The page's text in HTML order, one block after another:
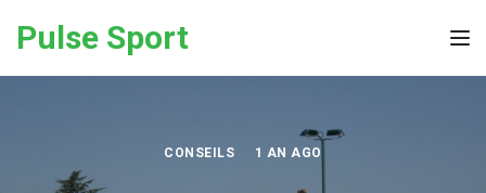
Pulse Sport
CONSEILS 1 AN AGO